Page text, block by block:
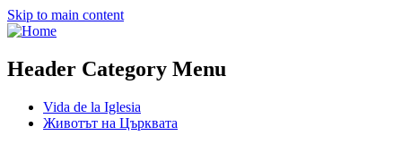
Skip to main content
Header Category Menu
Vida de la Iglesia
Животът на Църквата